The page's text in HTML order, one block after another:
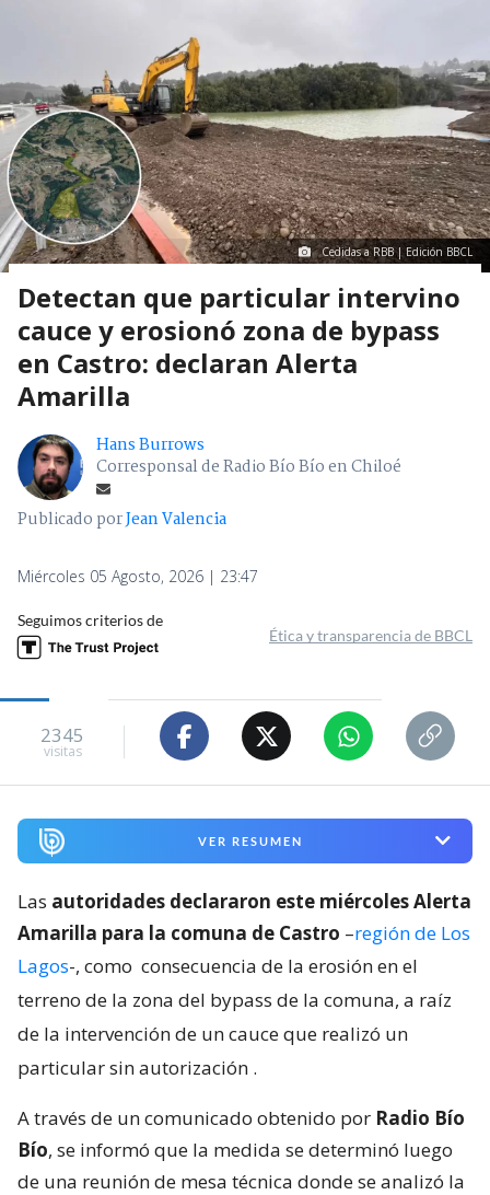
Cedidas a RBB | Edición BBCL
Detectan que particular intervino
cauce y erosionó zona de bypass
en Castro: declaran Alerta
Amarilla
Hans Burrows
Corresponsal de Radio Bío Bío en Chiloé
Publicado porJean Valencia
Miércoles 05 Agosto, 2026 | 23:47
Seguimos criterios de
Ética y transparencia de BBCL
2345
visitas
VER RESUMEN
Las autoridades declararon este miércoles Alerta
Amarilla para la comuna de Castro –región de Los
Lagos-, como consecuencia de la erosión en el
terreno de la zona del bypass de la comuna, a raíz
de la intervención de un cauce que realizó un
particular sin autorización .
A través de un comunicado obtenido por Radio Bío
Bío, se informó que la medida se determinó luego
de una reunión de mesa técnica donde se analizó la